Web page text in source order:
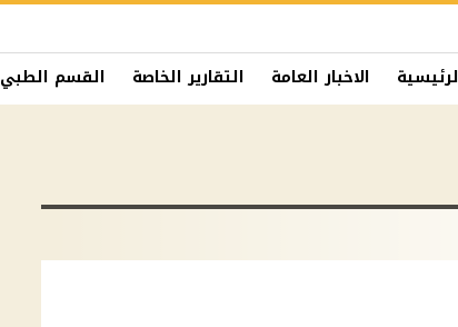
الاخبار العامة التقارير الخاصة القسم الطبي